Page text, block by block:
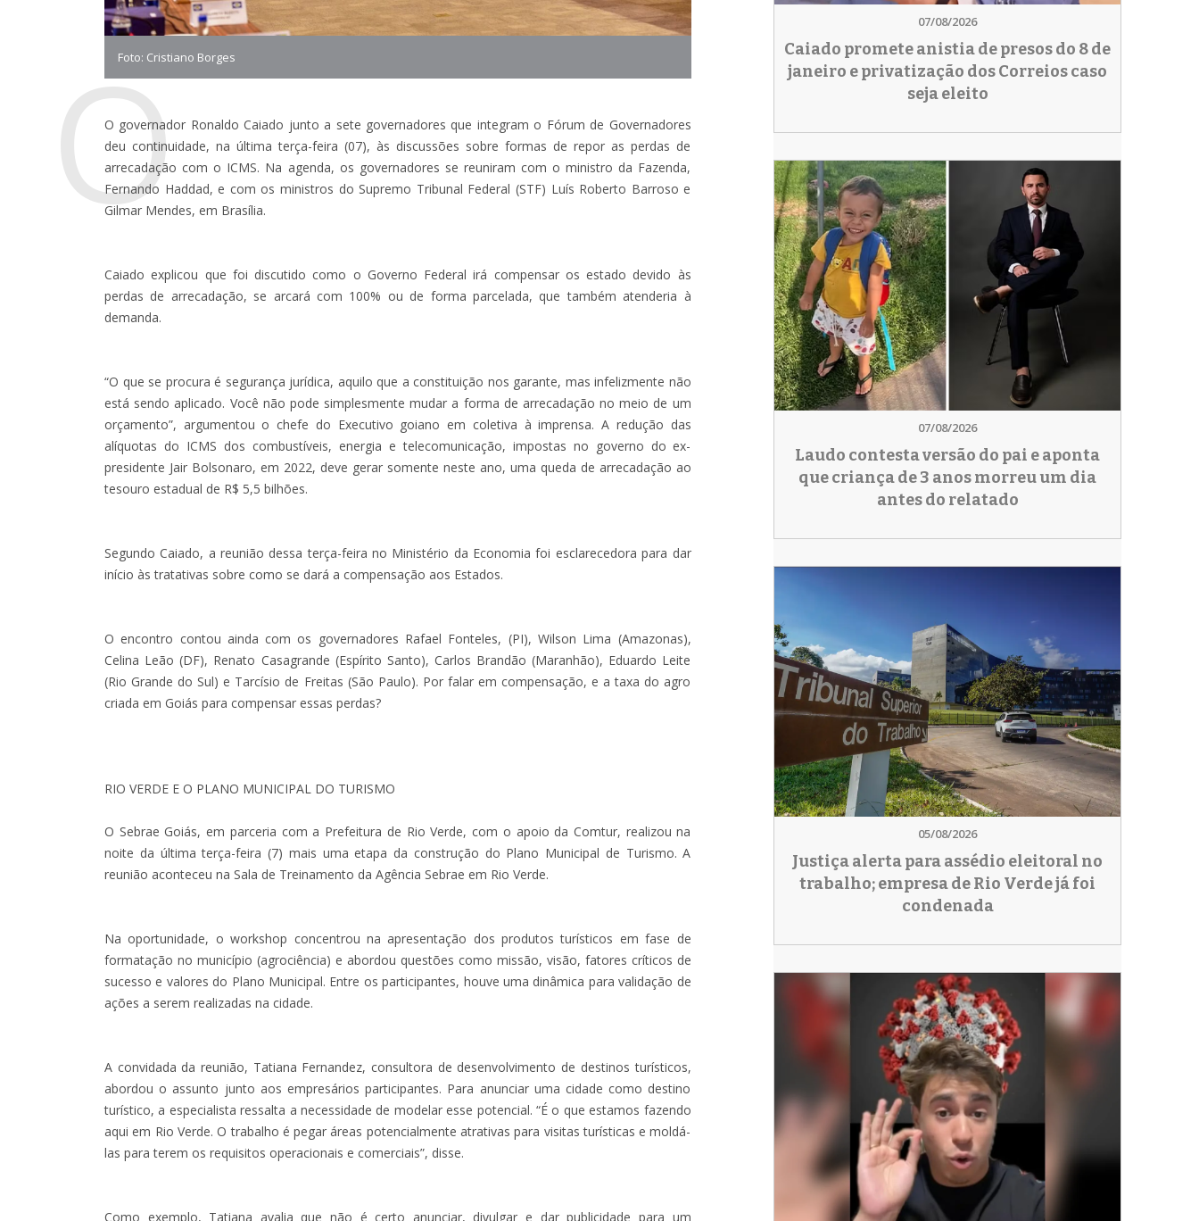
Foto: Cristiano Borges
O
O governador Ronaldo Caiado junto a sete governadores que integram o Fórum de Governadores
deu continuidade, na última terça-feira (07), às discussões sobre formas de repor as perdas de
arrecadação com o ICMS. Na agenda, os governadores se reuniram com o ministro da Fazenda,
Fernando Haddad, e com os ministros do Supremo Tribunal Federal (STF) Luís Roberto Barroso e
Gilmar Mendes, em Brasília.
Caiado explicou que foi discutido como o Governo Federal irá compensar os estado devido às
perdas de arrecadação, se arcará com 100% ou de forma parcelada, que também atenderia à
demanda.
“O que se procura é segurança jurídica, aquilo que a constituição nos garante, mas infelizmente não
está sendo aplicado. Você não pode simplesmente mudar a forma de arrecadação no meio de um
orçamento”, argumentou o chefe do Executivo goiano em coletiva à imprensa. A redução das
alíquotas do ICMS dos combustíveis, energia e telecomunicação, impostas no governo do ex-
presidente Jair Bolsonaro, em 2022, deve gerar somente neste ano, uma queda de arrecadação ao
tesouro estadual de R$ 5,5 bilhões.
Segundo Caiado, a reunião dessa terça-feira no Ministério da Economia foi esclarecedora para dar
início às tratativas sobre como se dará a compensação aos Estados.
O encontro contou ainda com os governadores Rafael Fonteles, (PI), Wilson Lima (Amazonas),
Celina Leão (DF), Renato Casagrande (Espírito Santo), Carlos Brandão (Maranhão), Eduardo Leite
(Rio Grande do Sul) e Tarcísio de Freitas (São Paulo). Por falar em compensação, e a taxa do agro
criada em Goiás para compensar essas perdas?
RIO VERDE E O PLANO MUNICIPAL DO TURISMO
O Sebrae Goiás, em parceria com a Prefeitura de Rio Verde, com o apoio da Comtur, realizou na
noite da última terça-feira (7) mais uma etapa da construção do Plano Municipal de Turismo. A
reunião aconteceu na Sala de Treinamento da Agência Sebrae em Rio Verde.
Na oportunidade, o workshop concentrou na apresentação dos produtos turísticos em fase de
formatação no município (agrociência) e abordou questões como missão, visão, fatores críticos de
sucesso e valores do Plano Municipal. Entre os participantes, houve uma dinâmica para validação de
ações a serem realizadas na cidade.
A convidada da reunião, Tatiana Fernandez, consultora de desenvolvimento de destinos turísticos,
abordou o assunto junto aos empresários participantes. Para anunciar uma cidade como destino
turístico, a especialista ressalta a necessidade de modelar esse potencial. “É o que estamos fazendo
aqui em Rio Verde. O trabalho é pegar áreas potencialmente atrativas para visitas turísticas e moldá-
las para terem os requisitos operacionais e comerciais”, disse.
Como exemplo, Tatiana avalia que não é certo anunciar, divulgar e dar publicidade para um
07/08/2026
Caiado promete anistia de presos do 8 de
janeiro e privatização dos Correios caso
seja eleito
07/08/2026
Laudo contesta versão do pai e aponta
que criança de 3 anos morreu um dia
antes do relatado
05/08/2026
Justiça alerta para assédio eleitoral no
trabalho; empresa de Rio Verde já foi
condenada